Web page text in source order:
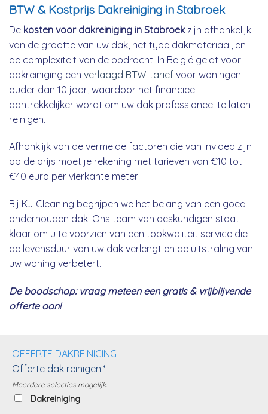
BTW & Kostprijs Dakreiniging in Stabroek
De kosten voor dakreiniging in Stabroekzijn afhankelijk
van de grootte van uw dak, het type dakmateriaal, en
de complexiteit van de opdracht. In België geldt voor
dakreiniging een verlaagd BTW-tarief voor woningen
ouder dan 10 jaar, waardoor het financieel
aantrekkelijker wordt om uw dak professioneel te laten
reinigen.
Afhanklijk van de vermelde factoren die van invloed zijn
op de prijs moet je rekening met tarieven van €10 tot
€40 euro per vierkante meter.
Bij KJ Cleaning begrijpen we het belang van een goed
onderhouden dak. Ons team van deskundigen staat
klaar om u te voorzien van een topkwaliteit service die
de levensduur van uw dak verlengt en de uitstraling van
uw woning verbetert.
De boodschap: vraag meteen een gratis & vrijblijvende
offerte aan!
OFFERTE DAKREINIGING
Offerte dak reinigen:*
Meerdere selecties mogelijk.
Dakreiniging